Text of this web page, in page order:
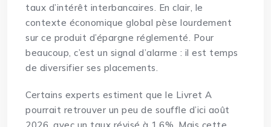
taux d’intérêt interbancaires. En clair, le
contexte économique global pèse lourdement
sur ce produit d’épargne réglementé. Pour
beaucoup, c’est un signal d’alarme : il est temps
de diversifier ses placements.
Certains experts estiment que le Livret A
pourrait retrouver un peu de souffle d’ici août